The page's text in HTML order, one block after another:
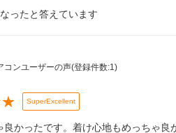
ったと答えています
コンユーザーの声(登録件数:1)
★ SuperExcellent
良かったです。着け心地もめっちゃ良